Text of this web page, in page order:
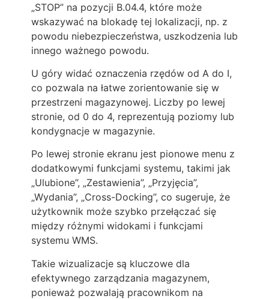
„STOP” na pozycji B.04.4, które może
wskazywać na blokadę tej lokalizacji, np. z
powodu niebezpieczeństwa, uszkodzenia lub
innego ważnego powodu.
U góry widać oznaczenia rzędów od A do I,
co pozwala na łatwe zorientowanie się w
przestrzeni magazynowej. Liczby po lewej
stronie, od 0 do 4, reprezentują poziomy lub
kondygnacje w magazynie.
Po lewej stronie ekranu jest pionowe menu z
dodatkowymi funkcjami systemu, takimi jak
„Ulubione”, „Zestawienia”, „Przyjęcia”,
„Wydania”, „Cross-Docking”, co sugeruje, że
użytkownik może szybko przełączać się
między różnymi widokami i funkcjami
systemu WMS.
Takie wizualizacje są kluczowe dla
efektywnego zarządzania magazynem,
ponieważ pozwalają pracownikom na